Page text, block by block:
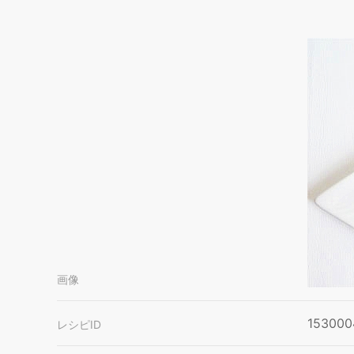
画像
レシピID